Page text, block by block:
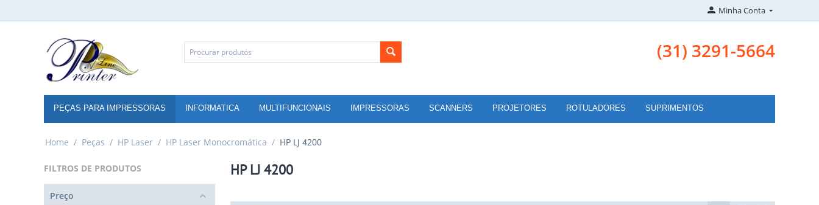
Minha Conta
(31) 3291-5664
PEÇAS PARA IMPRESSORAS INFORMATICA MULTIFUNCIONAIS IMPRESSORAS SCANNERS PROJETORES ROTULADORES SUPRIMENTOS
Home / Peças / HP Laser / HP Laser Monocromática / HP LJ 4200
FILTROS DE PRODUTOS
Preço
HP LJ 4200